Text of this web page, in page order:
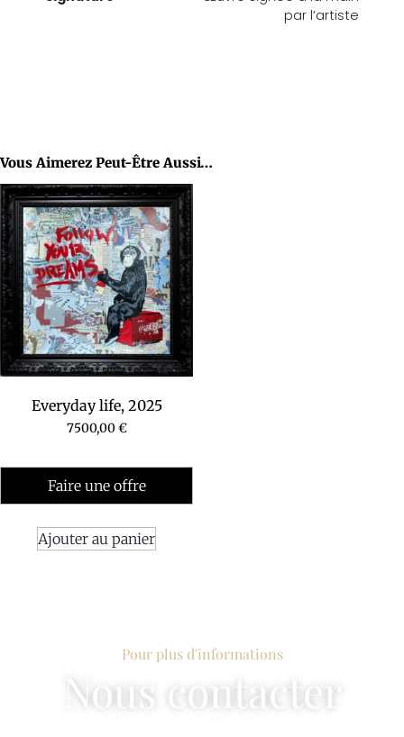
par l’artiste
Vous Aimerez Peut-Être Aussi…
Everyday life, 2025
7500,00€
Faire une offre
Ajouter au panier
Pour plus d'informations
Nous contacter